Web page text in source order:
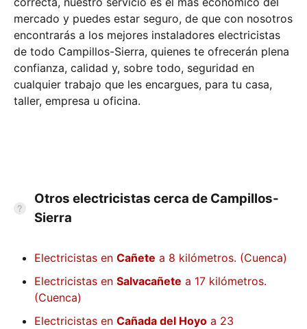
mercado y puedes estar seguro, de que con nosotros
encontrarás a los mejores instaladores electricistas
de todo Campillos-Sierra, quienes te ofrecerán plena
confianza, calidad y, sobre todo, seguridad en
cualquier trabajo que les encargues, para tu casa,
taller, empresa u oficina.
Otros electricistas cerca de Campillos-
Sierra
Electricistas en Cañete a 8 kilómetros. (Cuenca)
Electricistas en Salvacañete a 17 kilómetros.
(Cuenca)
Electricistas en Cañada del Hoyo a 23